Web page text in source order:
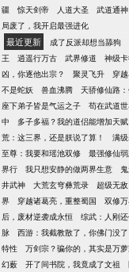
疆
惊天剑帝 人道大圣 武道通
局废了，我开启最强进化
最近更新 成了反派却想当舔狗
王
逍遥行万古 武界修道 神级
凶，你逐他出宗？
聚灵飞升 穿
不是蛇妖
兽血沸腾 天骄修仙路
座下弟子皆是气运之子
苟在武道
中
多子多福？我的道侣能增加天赋
荒：这三界，还是朕说了算！
满
至尊：我要和瑶池双修
最强修仙
界行
我只想安静的做两界生意
井武神
大荒玄穹彝荒录 超级无
界
穿越诸葛亮，重整蜀国 双修
后，废材逆袭成永恒
综武：人刚
脉
西游：我截教散了，你佛门没了
特性
万剑宗？骗你的，其实是万萝
幻薮
开了间书院，我竟成了文祖